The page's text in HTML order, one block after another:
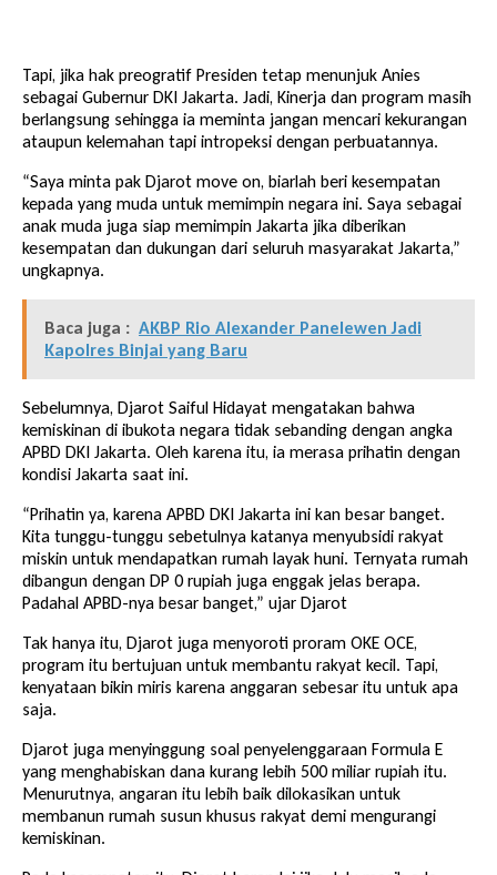
Tapi, jika hak preogratif Presiden tetap menunjuk Anies
sebagai Gubernur DKI Jakarta. Jadi, Kinerja dan program masih
berlangsung sehingga ia meminta jangan mencari kekurangan
ataupun kelemahan tapi intropeksi dengan perbuatannya.
“Saya minta pak Djarot move on, biarlah beri kesempatan
kepada yang muda untuk memimpin negara ini. Saya sebagai
anak muda juga siap memimpin Jakarta jika diberikan
kesempatan dan dukungan dari seluruh masyarakat Jakarta,”
ungkapnya.
Baca juga : AKBP Rio Alexander Panelewen Jadi
Kapolres Binjai yang Baru
Sebelumnya, Djarot Saiful Hidayat mengatakan bahwa
kemiskinan di ibukota negara tidak sebanding dengan angka
APBD DKI Jakarta. Oleh karena itu, ia merasa prihatin dengan
kondisi Jakarta saat ini.
“Prihatin ya, karena APBD DKI Jakarta ini kan besar banget.
Kita tunggu-tunggu sebetulnya katanya menyubsidi rakyat
miskin untuk mendapatkan rumah layak huni. Ternyata rumah
dibangun dengan DP 0 rupiah juga enggak jelas berapa.
Padahal APBD-nya besar banget,” ujar Djarot
Tak hanya itu, Djarot juga menyoroti proram OKE OCE,
program itu bertujuan untuk membantu rakyat kecil. Tapi,
kenyataan bikin miris karena anggaran sebesar itu untuk apa
saja.
Djarot juga menyinggung soal penyelenggaraan Formula E
yang menghabiskan dana kurang lebih 500 miliar rupiah itu.
Menurutnya, angaran itu lebih baik dilokasikan untuk
membanun rumah susun khusus rakyat demi mengurangi
kemiskinan.